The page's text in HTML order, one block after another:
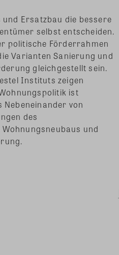
Ersatzbau die bessere
selbst entscheiden.
politische Förderrahmen
Varianten Sanierung und
gleichgestellt sein.
Instituts zeigen
ist
von
des
und